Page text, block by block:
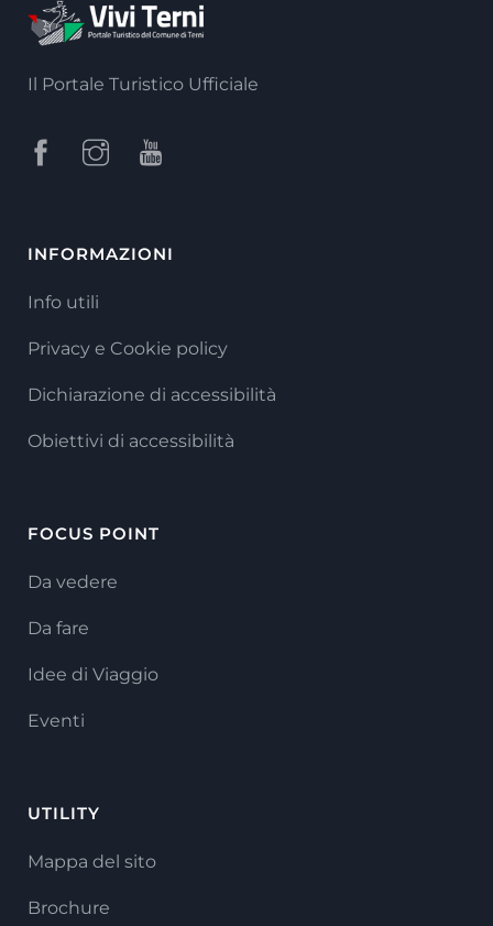
Il Portale Turistico Ufficiale
INFORMAZIONI
Info utili
Privacy e Cookie policy
Dichiarazione di accessibilità
Obiettivi di accessibilità
FOCUS POINT
Da vedere
Da fare
Idee di Viaggio
Eventi
UTILITY
Mappa del sito
Brochure